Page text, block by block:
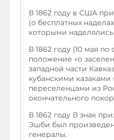
В 1862 году в США
(о бесплатных
которыми
В 1862 году (10 мая по
положение «о
западной части
кубанскими
переселенцами из
окончательного
В 1862 году В знак
Эшби был
генералы.